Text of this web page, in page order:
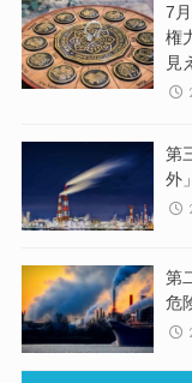
7
権
見
第
外
第
危